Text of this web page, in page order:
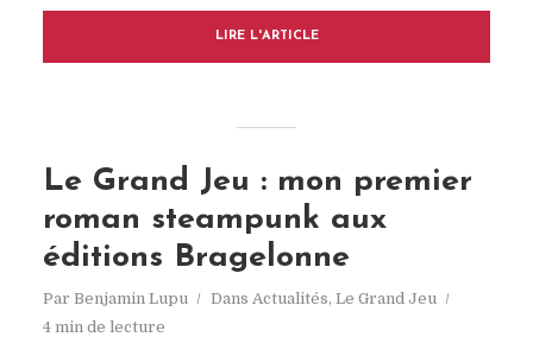
LIRE L'ARTICLE
Le Grand Jeu : mon premier
roman steampunk aux
éditions Bragelonne
Par Benjamin Lupu Dans Actualités, Le Grand Jeu
4 min de lecture